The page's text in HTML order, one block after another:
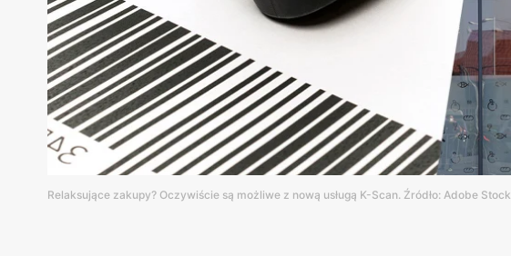
Relaksujące zakupy? Oczywiście są możliwe z nową usługą K-Scan. Źródło: Adobe Stock